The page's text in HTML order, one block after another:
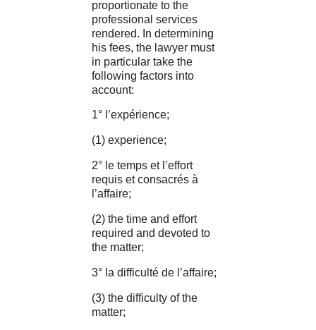
proportionate to the
professional services
rendered. In determining
his fees, the lawyer must
in particular take the
following factors into
account:
1° l’expérience;
(1) experience;
2° le temps et l’effort
requis et consacrés à
l’affaire;
(2) the time and effort
required and devoted to
the matter;
3° la difficulté de l’affaire;
(3) the difficulty of the
matter;